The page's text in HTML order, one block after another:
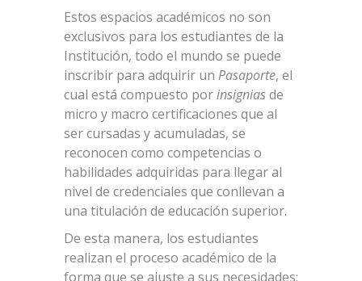
Estos espacios académicos no son
exclusivos para los estudiantes de la
Institución, todo el mundo se puede
inscribir para adquirir un Pasaporte, el
cual está compuesto porinsigniasde
micro y macro certificaciones que al
ser cursadas y acumuladas, se
reconocen como competencias o
habilidades adquiridas para llegar al
nivel de credenciales que conllevan a
una titulación de educación superior.
De esta manera, los estudiantes
realizan el proceso académico de la
forma que se ajuste a sus necesidades;